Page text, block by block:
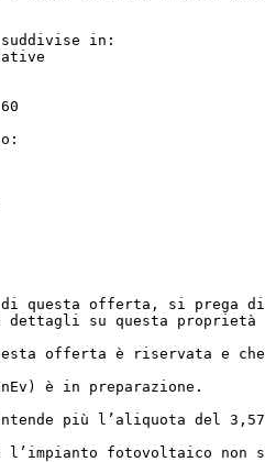
in:
di questa offerta, si
su questa proprietà
offerta è riservata e
è in preparazione.
più l’aliquota del
l’impianto fotovoltaico non